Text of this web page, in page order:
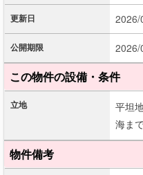
更新日 2026/
公開期限 2026/
この物件の設備・条件
立地 平坦地
海ま
物件備考